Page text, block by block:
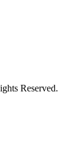
Reserved.